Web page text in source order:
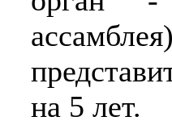
на 5 лет.